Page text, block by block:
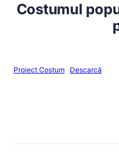
Costumul
Proiect Costum Descarcă